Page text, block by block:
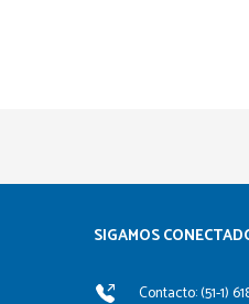
SIGAMOS
Contacto: (51-1)